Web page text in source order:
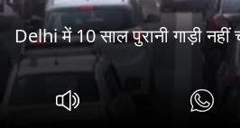
Delhi में 10 साल पुरानी गाड़ी